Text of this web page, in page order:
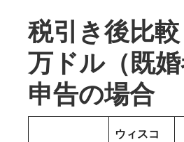
税引き後比
万ドル（既
申告の場合
ウィスコ